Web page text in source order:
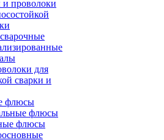
проволоки
для
сварки и
флюсы
флюсы
флюсы